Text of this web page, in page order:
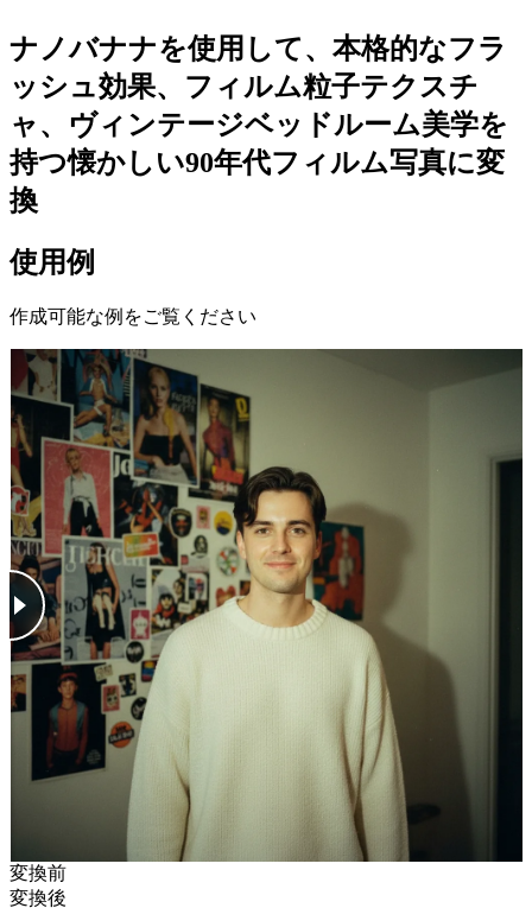
ナノバナナを使用して、本格的なフラ
ッシュ効果、フィルム粒子テクスチ
ャ、ヴィンテージベッドルーム美学を
持つ懐かしい90年代フィルム写真に変
換
使用例
作成可能な例をご覧ください
変換前
変換後